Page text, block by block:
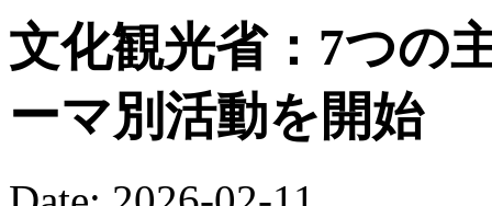
文化観光省：7つの
ーマ別活動を開始